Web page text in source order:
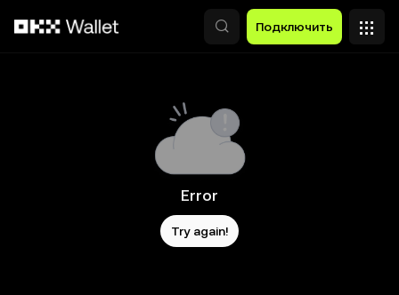
Подключить
Error
Try again!